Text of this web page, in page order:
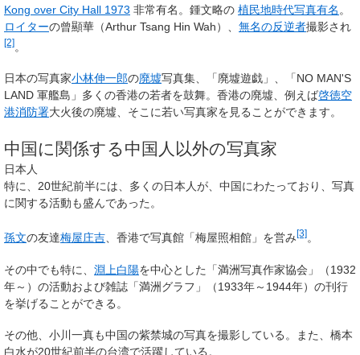
Kong over City Hall 1973 非常有名。鍾文略の 植民地時代写真有名 。
ロイターの曾顯華（Arthur Tsang Hin Wah）、 無名の反逆者撮影され
[2]。
日本の写真家小林伸一郎の廃墟写真集、「廃墟遊戯」、「NO MAN'S
LAND 軍艦島」多くの香港の若者を鼓舞。香港の廃墟、例えば啓徳空
港消防署大火後の廃墟、そこに若い写真家を見ることができます。
中国に関係する中国人以外の写真家
日本人
特に、20世紀前半には、多くの日本人が、中国にわたっており、写真
に関する活動も盛んであった。
孫文の友達梅屋庄吉 、香港で写真館「梅屋照相館」を営み[3] 。
その中でも特に、 淵上白陽を中心とした「満洲写真作家協会」（1932
年～）の活動および雑誌「満洲グラフ」（1933年～1944年）の刊行
を挙げることができる。
その他、小川一真も中国の紫禁城の写真を撮影している。また、橋本
白水が20世紀前半の台湾で活躍している。